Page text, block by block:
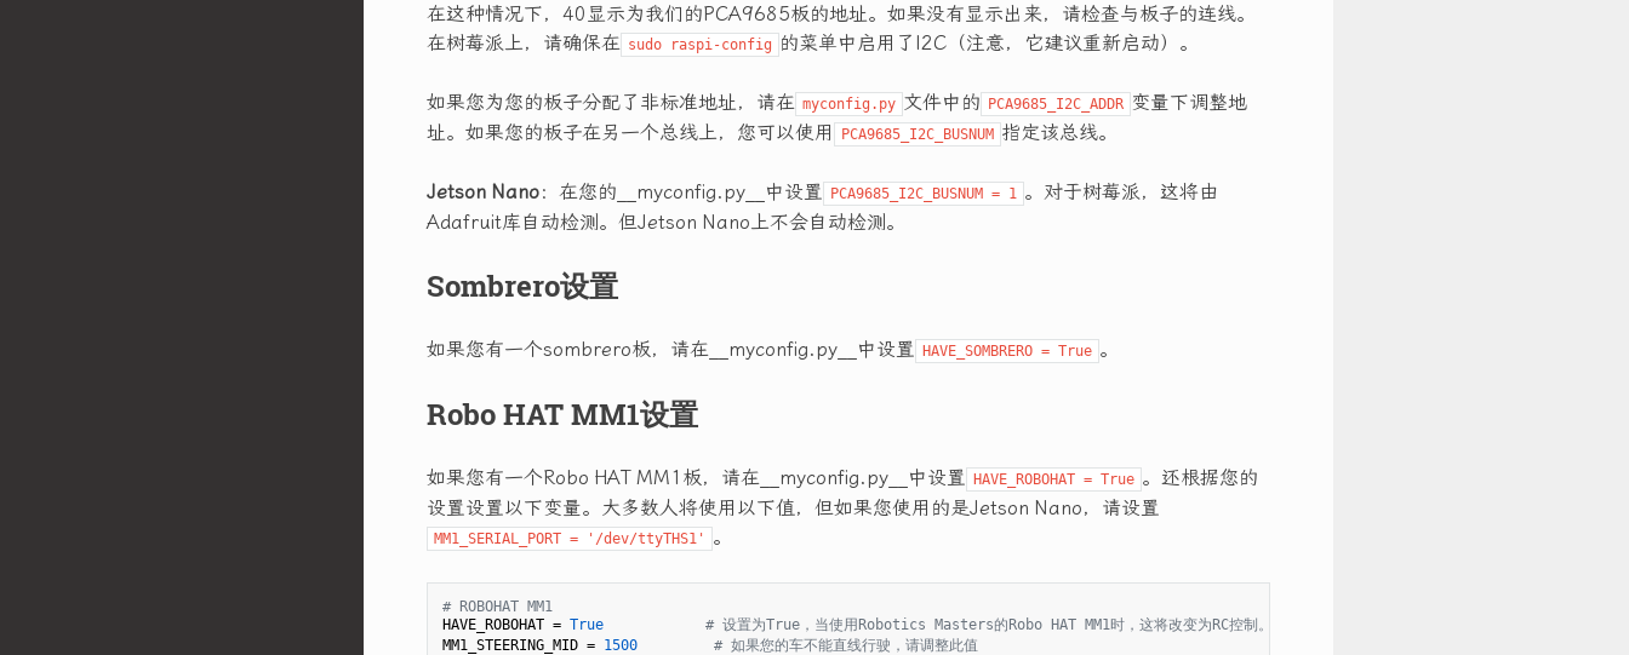
在这种情况下，40显示为我们的PCA9685板的地址。如果没有显示出来，请检查与板子的连线。
在树莓派上，请确保在 sudo raspi-config 的菜单中启用了I2C（注意，它建议重新启动）。
如果您为您的板子分配了非标准地址，请在 myconfig.py 文件中的 PCA9685_I2C_ADDR 变量下调整地
址。如果您的板子在另一个总线上，您可以使用
PCA9685_I2C_BUSNUM 指定该总线。
Jetson Nano：在您的__myconfig.py__中设置 PCA9685_I2C_BUSNUM = 1 。对于树莓派，这将由
Adafruit库自动检测。但Jetson Nano上不会自动检测。
Sombrero设置
如果您有一个sombrero板，请在__myconfig.py__中设置 HAVE_SOMBRERO = True 。
Robo HAT MM1设置
如果您有一个Robo HAT MM1板，请在__myconfig.py__中设置 HAVE_ROBOHAT = True 。还根据您的
设置设置以下变量。大多数人将使用以下值，但如果您使用的是Jetson Nano，请设置
MM1_SERIAL_PORT = '/dev/ttyTHS1' 。
# ROBOHAT MM1
HAVE_ROBOHAT = True
# 设置为True，当使用Robotics Masters的Robo HAT MM1时，这将改变为RC控制。
MM1_STEERING_MID = 1500
# 如果您的车不能直线行驶，请调整此值